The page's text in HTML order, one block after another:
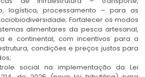
logística, processamento – para as
Fortalecer os modos
alimentares da pesca artesanal,
e continental, com incentivos para a
condições e preços justos para
social na implementação da Lei